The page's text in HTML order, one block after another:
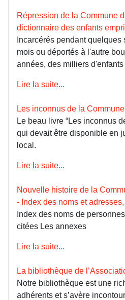
Répression de la Commune
dictionnaire des enfants
Incarcérés pendant
mois ou déportés à l'autre
années, des milliers d'enfants
Lire la suite...
Les inconnus de la Commune
Le beau livre “Les inconnus
qui devait être disponible en
local.
Lire la suite...
Nouvelle histoire de la
- Index des noms et
Index des noms de
citées Les annexes
Lire la suite...
La bibliothèque de
Notre bibliothèque est une
adhérents et s’avère